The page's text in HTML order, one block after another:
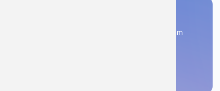
Đăng kí ngay để được các chuyên gia tư vấn và khám